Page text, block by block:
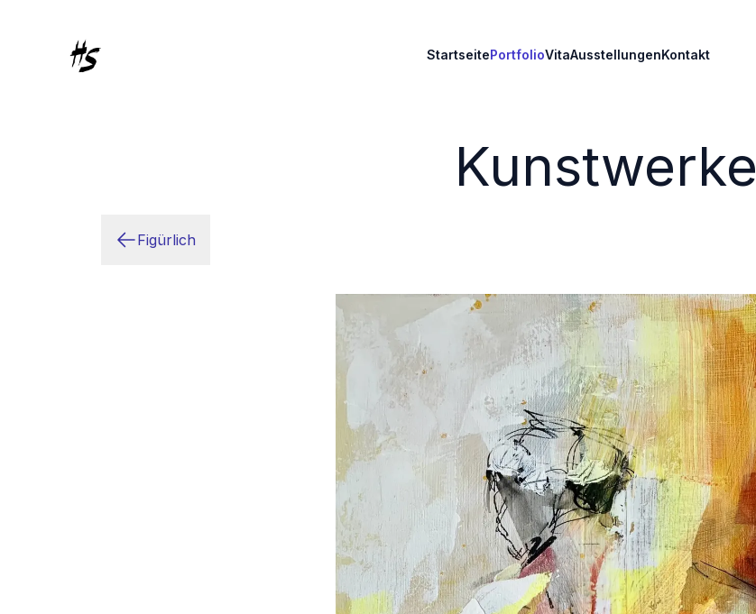
StartseitePortfolioVitaAusstellungenKontakt
Kunstwerke
Figürlich